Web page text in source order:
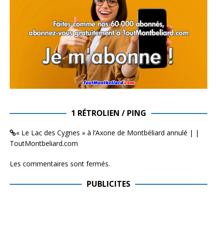
1 RÉTROLIEN / PING
« Le Lac des Cygnes » à l’Axone de Montbéliard annulé | |
ToutMontbeliard.com
Les commentaires sont fermés.
PUBLICITES